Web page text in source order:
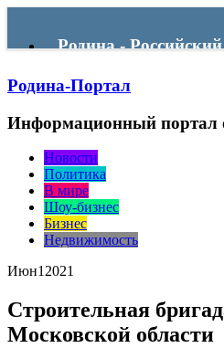
Родина -
портал
Родина-Портал
Информационный портал
Новости
Политика
В мире
Шоу-бизнес
Бизнес
Недвижимость
Июн12021
Строительная
Московской области